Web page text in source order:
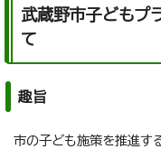
武蔵野市子どもプ
て
趣旨
市の子ども施策を推進す